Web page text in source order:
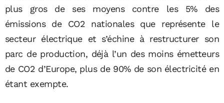
plus gros de ses moyens contre les 5% des
émissions de CO2 nationales que représente le
secteur électrique et s’échine à restructurer son
parc de production, déjà l’un des moins émetteurs
de CO2 d’Europe, plus de 90% de son électricité en
étant exempte.